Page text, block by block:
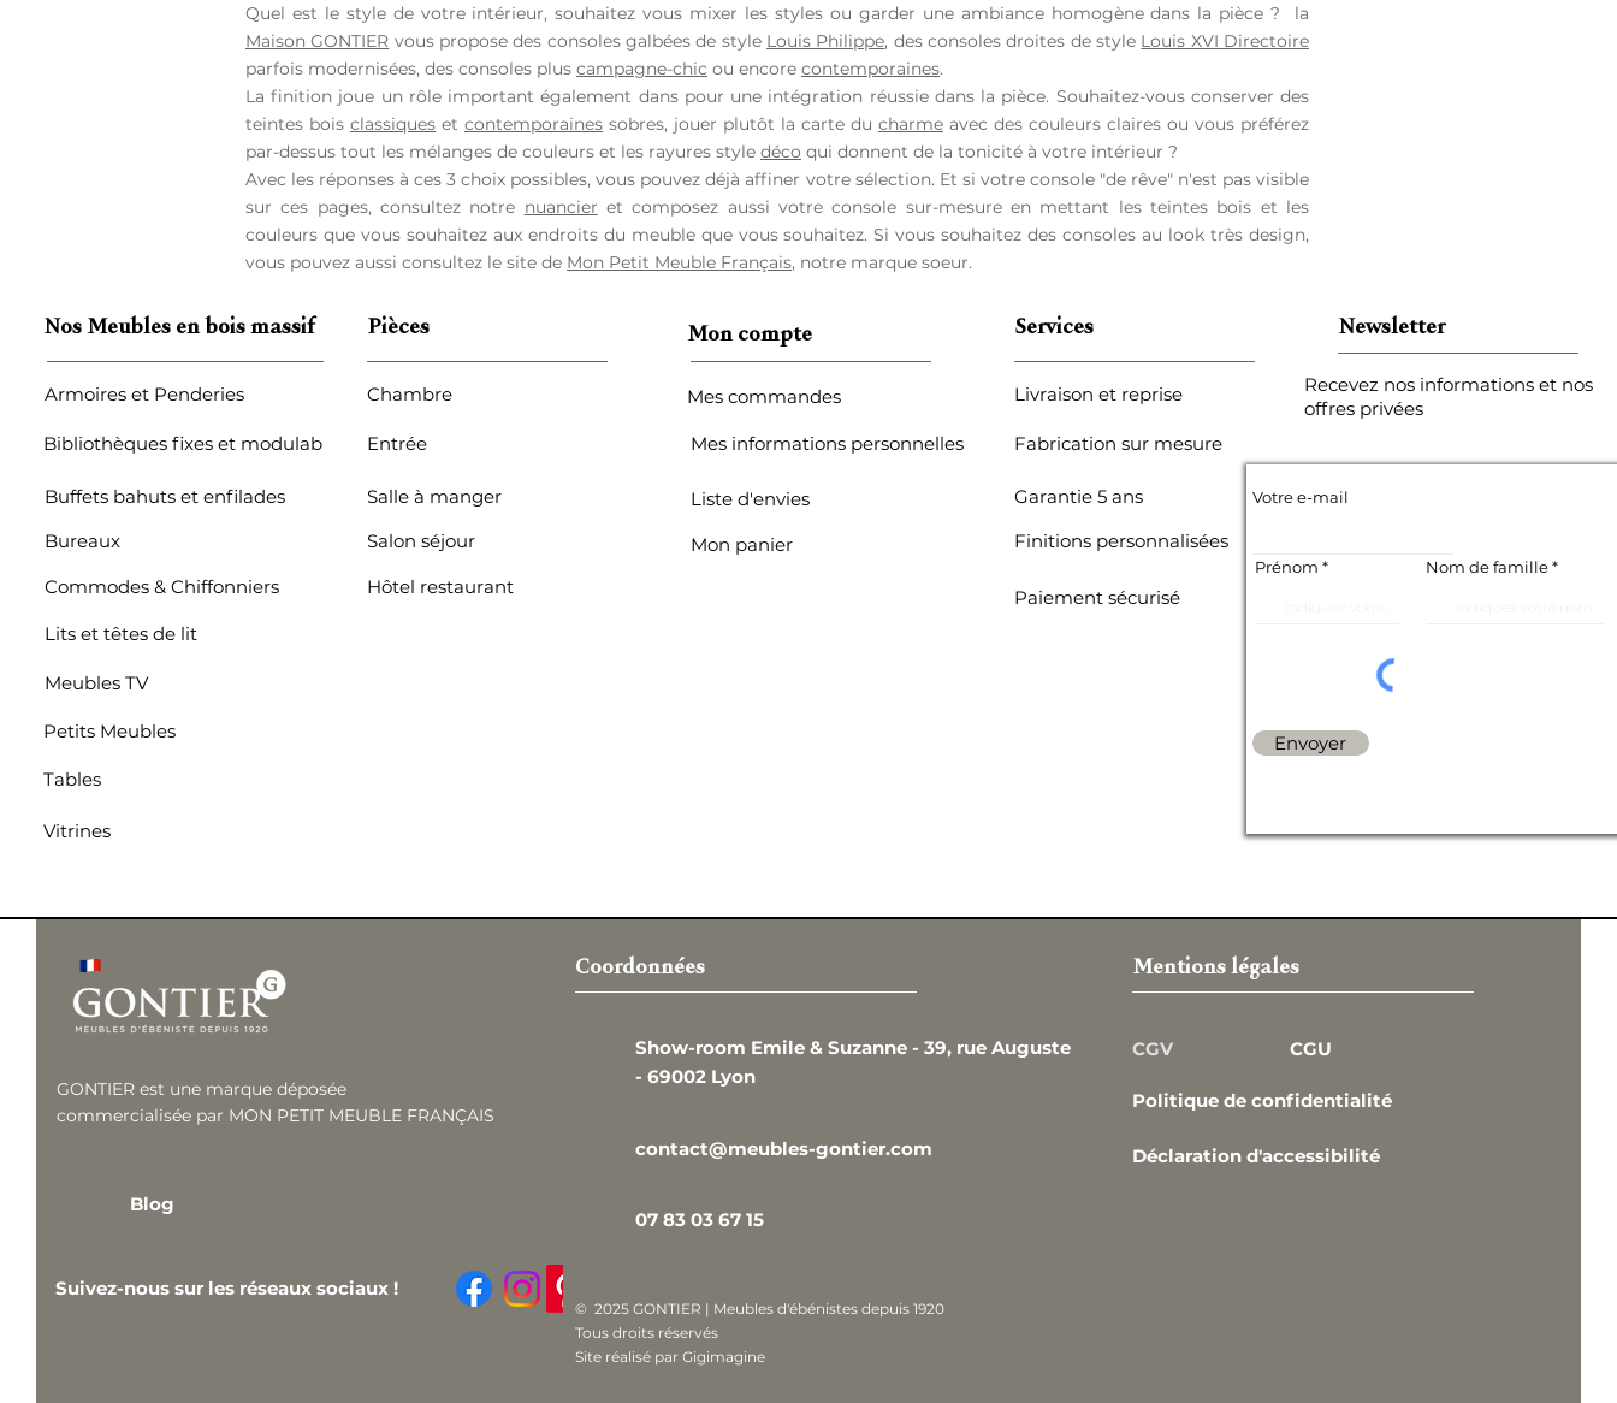
Quel est le style de votre intérieur, souhaitez vous mixer les styles ou garder une ambiance homogène dans la pièce ? la
Maison GONTIER vous propose des consoles galbées de style Louis Philippe, des consoles droites de style Louis XVI Directoire
parfois modernisées, des consoles plus campagne-chic ou encore contemporaines.
La finition joue un rôle important également dans pour une intégration réussie dans la pièce. Souhaitez-vous conserver des
teintes bois classiques et contemporaines sobres, jouer plutôt la carte du charme avec des couleurs claires ou vous préférez
par-dessus tout les mélanges de couleurs et les rayures style déco qui donnent de la tonicité à votre intérieur ?
Avec les réponses à ces 3 choix possibles, vous pouvez déjà affiner votre sélection. Et si votre console "de rêve" n'est pas visible
sur ces pages, consultez notre nuancier et composez aussi votre console sur-mesure en mettant les teintes bois et les
couleurs que vous souhaitez aux endroits du meuble que vous souhaitez. Si vous souhaitez des consoles au look très design,
vous pouvez aussi consultez le site de Mon Petit Meuble Français, notre marque soeur.
Nos Meubles en bois massif
Armoires et Penderies
Bibliothèques fixes et modulables
Buffets bahuts et enfilades
Bureaux
Commodes & Chiffonniers
Lits et têtes de lit
Meubles TV
Petits Meubles
Tables
Vitrines
Pièces
Chambre
Entrée
Salle à manger
Salon séjour
Hôtel restaurant
Mon compte
Mes commandes
Mes informations personnelles
Liste d'envies
Mon panier
Services
Livraison et reprise
Fabrication sur mesure
Garantie 5 ans
Finitions personnalisées
Paiement sécurisé
Newsletter
Recevez nos informations et nos
offres privées
Votre e-mail
Prénom Nom de famille
Envoyer
GONTIER est une marque déposée
commercialisée par MON PETIT MEUBLE FRANÇAIS
Blog
Suivez-nous sur les réseaux sociaux !
Coordonnées
Show-room Emile & Suzanne - 39, rue Auguste Comte
- 69002 Lyon
contact@meubles-gontier.com
07 83 03 67 15
© 2025 GONTIER | Meubles d'ébénistes depuis 1920
Tous droits réservés
Site réalisé par Gigimagine
Mentions légales
CGV CGU
Politique de confidentialité
Déclaration d'accessibilité